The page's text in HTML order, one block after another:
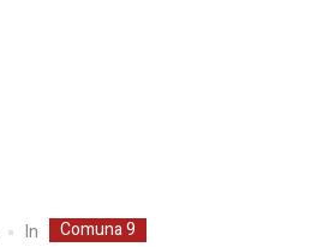
In Comuna 9